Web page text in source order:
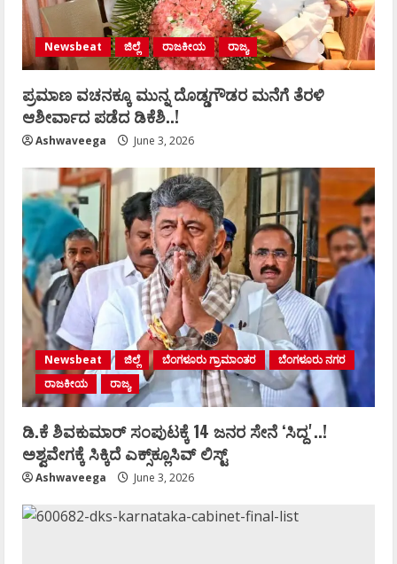
Newsbeat ಜಿಲ್ಲೆ ರಾಜಕೀಯ ರಾಜ್ಯ
ಪ್ರಮಾಣ ವಚನಕ್ಕೂ ಮುನ್ನ ದೊಡ್ಡಗೌಡರ ಮನೆಗೆ ತೆರಳಿ
ಆಶೀರ್ವಾದ ಪಡೆದ ಡಿಕೆಶಿ..!
Ashwaveega June 3, 2026
Newsbeat ಜಿಲ್ಲೆ ಬೆಂಗಳೂರು ಗ್ರಾಮಾಂತರ
ಬೆಂಗಳೂರು ನಗರ
ರಾಜಕೀಯ
ರಾಜ್ಯ
ಡಿ.ಕೆ ಶಿವಕುಮಾರ್‌ ಸಂಪುಟಕ್ಕೆ 14 ಜನರ ಸೇನೆ ʻಸಿದ್ದʼ..!
ಅಶ್ವವೇಗಕ್ಕೆ ಸಿಕ್ಕಿದೆ ಎಕ್ಸ್‌ಕ್ಲೂಸಿವ್‌ ಲಿಸ್ಟ್‌
Ashwaveega June 3, 2026